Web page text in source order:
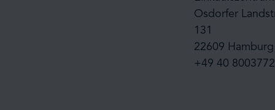
Osdorfer
131
22609 Hamburg
+49 40 8003772